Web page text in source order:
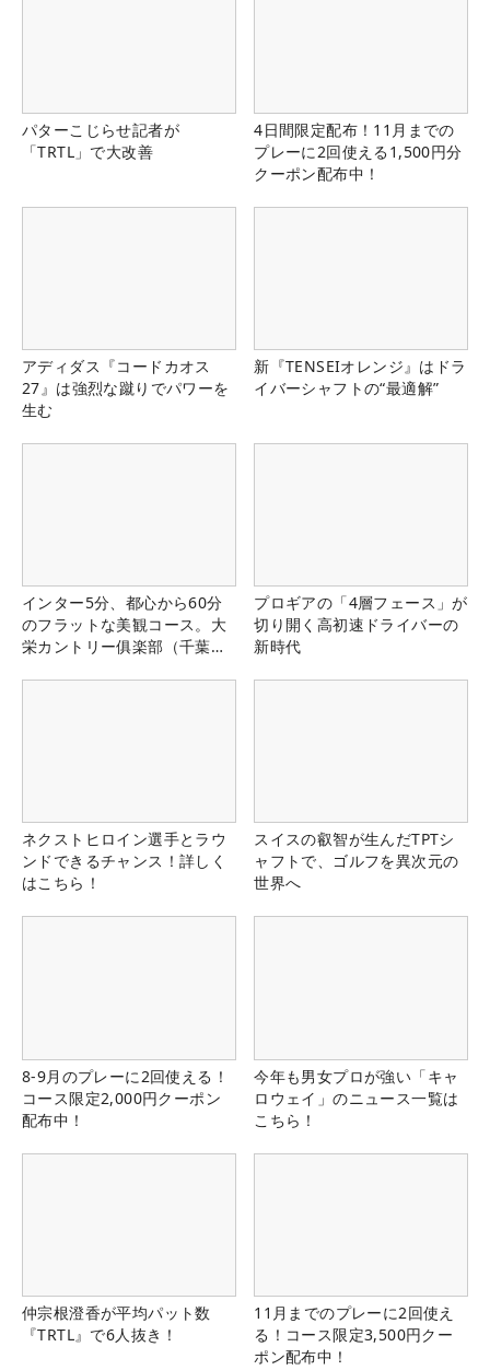
パターこじらせ記者が
「TRTL」で大改善
4日間限定配布！11月までの
プレーに2回使える1,500円分
クーポン配布中！
アディダス『コードカオス
27』は強烈な蹴りでパワーを
生む
新『TENSEIオレンジ』はドラ
イバーシャフトの“最適解”
インター5分、都心から60分
のフラットな美観コース。大
栄カントリー俱楽部（千葉
プロギアの「4層フェース」が
切り開く高初速ドライバーの
新時代
ネクストヒロイン選手とラウ
ンドできるチャンス！詳しく
はこちら！
スイスの叡智が生んだTPTシ
ャフトで、ゴルフを異次元の
世界へ
8-9月のプレーに2回使える！
コース限定2,000円クーポン
配布中！
今年も男女プロが強い「キャ
ロウェイ」のニュース一覧は
こちら！
仲宗根澄香が平均パット数
『TRTL』で6人抜き！
11月までのプレーに2回使え
る！コース限定3,500円クー
ポン配布中！